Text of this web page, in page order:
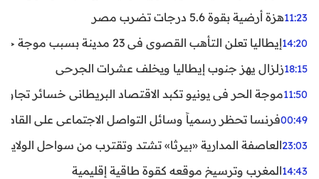
11:23هزة أرضية بقوة 5.6 درجات تضرب مصر
14:20إيطاليا تعلن التأهب القصوى في 23 مدينة بسبب موجة حر شديدة
18:15زلزال يهز جنوب إيطاليا ويخلف عشرات الجرحى
11:50موجة الحر في يونيو تكبد الاقتصاد البريطاني خسائر تجاوزت 1.5 مليار
00:49فرنسا تحظر رسمياً وسائل التواصل الاجتماعي على القاصرين
23:03العاصفة المدارية «بيرثا» تشتد وتقترب من سواحل
14:43المغرب وترسيخ موقعه كقوة طاقية إقليمية